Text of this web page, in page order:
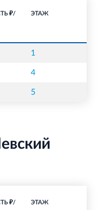
комплекс
Вернисаж в
₽/
ЭТАЖ
1
4
5
₽/
ЭТАЖ